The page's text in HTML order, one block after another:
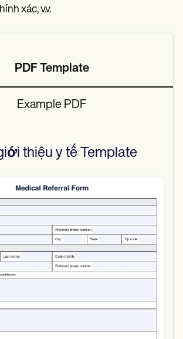
xác, v.v.
PDF Template
Example PDF
thiệu y tế Template